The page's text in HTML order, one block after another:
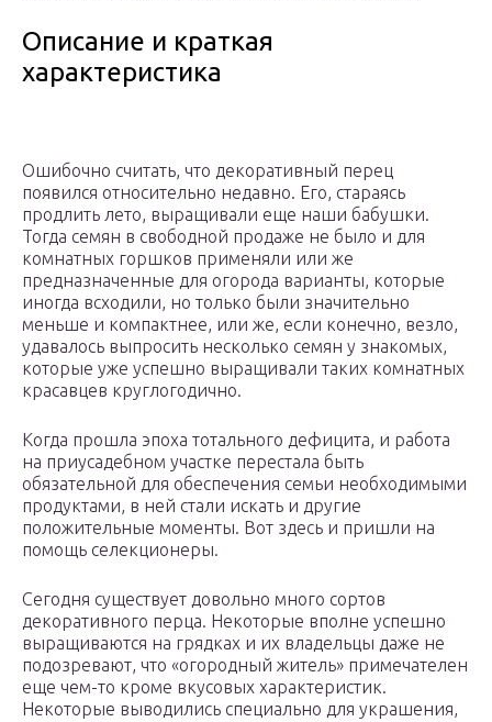
Описание и краткая
характеристика
Ошибочно считать, что декоративный перец
появился относительно недавно. Его, стараясь
продлить лето, выращивали еще наши бабушки.
Тогда семян в свободной продаже не было и для
комнатных горшков применяли или же
предназначенные для огорода варианты, которые
иногда всходили, но только были значительно
меньше и компактнее, или же, если конечно, везло,
удавалось выпросить несколько семян у знакомых,
которые уже успешно выращивали таких комнатных
красавцев круглогодично.
Когда прошла эпоха тотального дефицита, и работа
на приусадебном участке перестала быть
обязательной для обеспечения семьи необходимыми
продуктами, в ней стали искать и другие
положительные моменты. Вот здесь и пришли на
помощь селекционеры.
Сегодня существует довольно много сортов
декоративного перца. Некоторые вполне успешно
выращиваются на грядках и их владельцы даже не
подозревают, что «огородный житель» примечателен
еще чем-то кроме вкусовых характеристик.
Некоторые выводились специально для украшения,